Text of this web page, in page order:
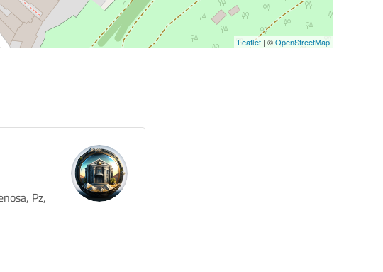
Leaflet| ©OpenStreetMap
Pz,